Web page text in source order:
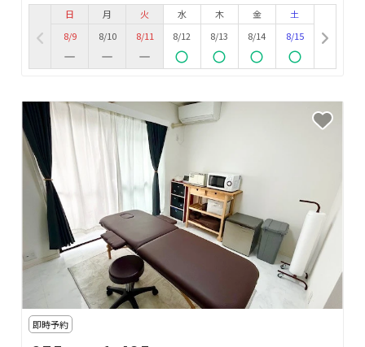
日
8/9
月
8/10
火
8/11
水
8/12
木
8/13
金
8/14
土
8/15
即時予約